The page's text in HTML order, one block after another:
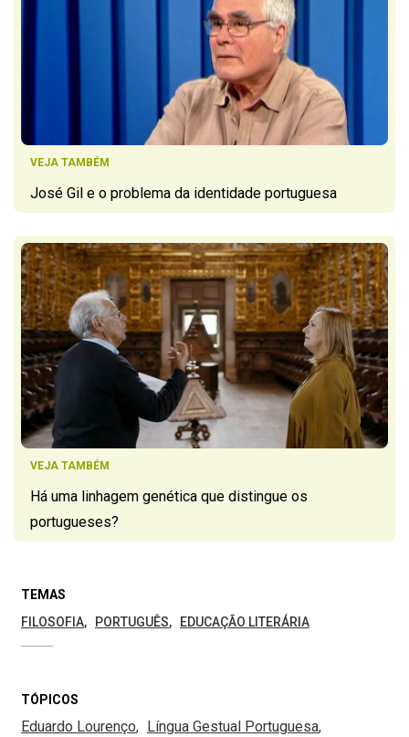
VEJA TAMBÉM
José Gil e o problema da identidade portuguesa
VEJA TAMBÉM
Há uma linhagem genética que distingue os
portugueses?
TEMAS
FILOSOFIA
PORTUGUÊS EDUCAÇÃO LITERÁRIA
TÓPICOS
Eduardo Lourenço
Língua Gestual Portuguesa